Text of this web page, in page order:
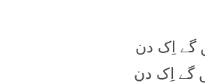
گے اِک دن
گے اِک دن